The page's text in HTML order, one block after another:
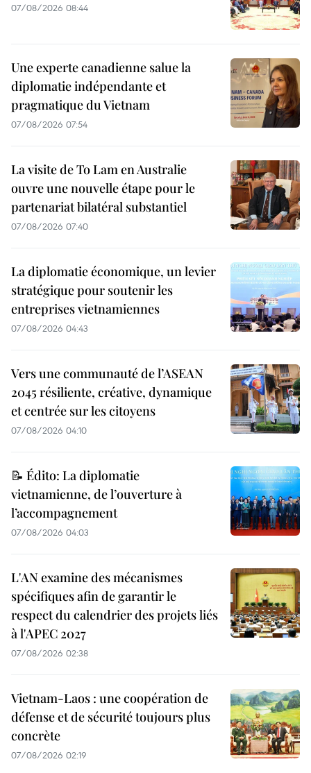
07/08/2026 08:44
Une experte canadienne salue la
diplomatie indépendante et
pragmatique du Vietnam
07/08/2026 07:54
La visite de To Lam en Australie
ouvre une nouvelle étape pour le
partenariat bilatéral substantiel
07/08/2026 07:40
La diplomatie économique, un levier
stratégique pour soutenir les
entreprises vietnamiennes
07/08/2026 04:43
Vers une communauté de l’ASEAN
2045 résiliente, créative, dynamique
et centrée sur les citoyens
07/08/2026 04:10
📝 Édito: La diplomatie
vietnamienne, de l’ouverture à
l’accompagnement
07/08/2026 04:03
L'AN examine des mécanismes
spécifiques afin de garantir le
respect du calendrier des projets liés
à l'APEC 2027
07/08/2026 02:38
Vietnam-Laos : une coopération de
défense et de sécurité toujours plus
concrète
07/08/2026 02:19